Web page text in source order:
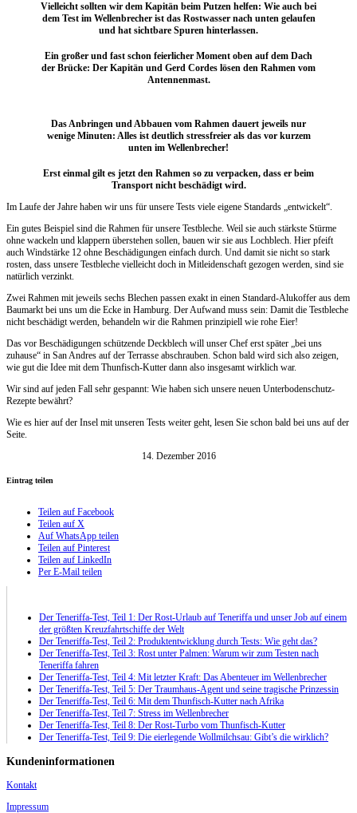
Vielleicht sollten wir dem Kapitän beim Putzen helfen: Wie auch bei
dem Test im Wellenbrecher ist das Rostwasser nach unten gelaufen
und hat sichtbare Spuren hinterlassen.
Ein großer und fast schon feierlicher Moment oben auf dem Dach
der Brücke: Der Kapitän und Gerd Cordes lösen den Rahmen vom
Antennenmast.
Das Anbringen und Abbauen vom Rahmen dauert jeweils nur
wenige Minuten: Alles ist deutlich stressfreier als das vor kurzem
unten im Wellenbrecher!
Erst einmal gilt es jetzt den Rahmen so zu verpacken, dass er beim
Transport nicht beschädigt wird.
Im Laufe der Jahre haben wir uns für unsere Tests viele eigene Standards „entwickelt“.
Ein gutes Beispiel sind die Rahmen für unsere Testbleche. Weil sie auch stärkste Stürme
ohne wackeln und klappern überstehen sollen, bauen wir sie aus Lochblech. Hier pfeift
auch Windstärke 12 ohne Beschädigungen einfach durch. Und damit sie nicht so stark
rosten, dass unsere Testbleche vielleicht doch in Mitleidenschaft gezogen werden, sind sie
natürlich verzinkt.
Zwei Rahmen mit jeweils sechs Blechen passen exakt in einen Standard-Alukoffer aus dem
Baumarkt bei uns um die Ecke in Hamburg. Der Aufwand muss sein: Damit die Testbleche
nicht beschädigt werden, behandeln wir die Rahmen prinzipiell wie rohe Eier!
Das vor Beschädigungen schützende Deckblech will unser Chef erst später „bei uns
zuhause“ in San Andres auf der Terrasse abschrauben. Schon bald wird sich also zeigen,
wie gut die Idee mit dem Thunfisch-Kutter dann also insgesamt wirklich war.
Wir sind auf jeden Fall sehr gespannt: Wie haben sich unsere neuen Unterbodenschutz-
Rezepte bewährt?
Wie es hier auf der Insel mit unseren Tests weiter geht, lesen Sie schon bald bei uns auf der
Seite.
14. Dezember 2016
Eintrag teilen
Teilen auf Facebook
Teilen auf X
Auf WhatsApp teilen
Teilen auf Pinterest
Teilen auf LinkedIn
Per E-Mail teilen
Der Teneriffa-Test, Teil 1: Der Rost-Urlaub auf Teneriffa und unser Job auf einem
der größten Kreuzfahrtschiffe der Welt
Der Teneriffa-Test, Teil 2: Produktentwicklung durch Tests: Wie geht das?
Der Teneriffa-Test, Teil 3: Rost unter Palmen: Warum wir zum Testen nach
Teneriffa fahren
Der Teneriffa-Test, Teil 4: Mit letzter Kraft: Das Abenteuer im Wellenbrecher
Der Teneriffa-Test, Teil 5: Der Traumhaus-Agent und seine tragische Prinzessin
Der Teneriffa-Test, Teil 6: Mit dem Thunfisch-Kutter nach Afrika
Der Teneriffa-Test, Teil 7: Stress im Wellenbrecher
Der Teneriffa-Test, Teil 8: Der Rost-Turbo vom Thunfisch-Kutter
Der Teneriffa-Test, Teil 9: Die eierlegende Wollmilchsau: Gibt’s die wirklich?
Kundeninformationen
Kontakt
Impressum